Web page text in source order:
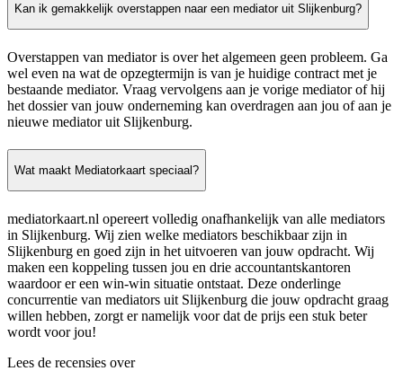
Kan ik gemakkelijk overstappen naar een mediator uit Slijkenburg?
Overstappen van mediator is over het algemeen geen probleem. Ga
wel even na wat de opzegtermijn is van je huidige contract met je
bestaande mediator. Vraag vervolgens aan je vorige mediator of hij
het dossier van jouw onderneming kan overdragen aan jou of aan je
nieuwe mediator uit Slijkenburg.
Wat maakt Mediatorkaart speciaal?
mediatorkaart.nl opereert volledig onafhankelijk van alle mediators
in Slijkenburg. Wij zien welke mediators beschikbaar zijn in
Slijkenburg en goed zijn in het uitvoeren van jouw opdracht. Wij
maken een koppeling tussen jou en drie accountantskantoren
waardoor er een win-win situatie ontstaat. Deze onderlinge
concurrentie van mediators uit Slijkenburg die jouw opdracht graag
willen hebben, zorgt er namelijk voor dat de prijs een stuk beter
wordt voor jou!
Lees de recensies over